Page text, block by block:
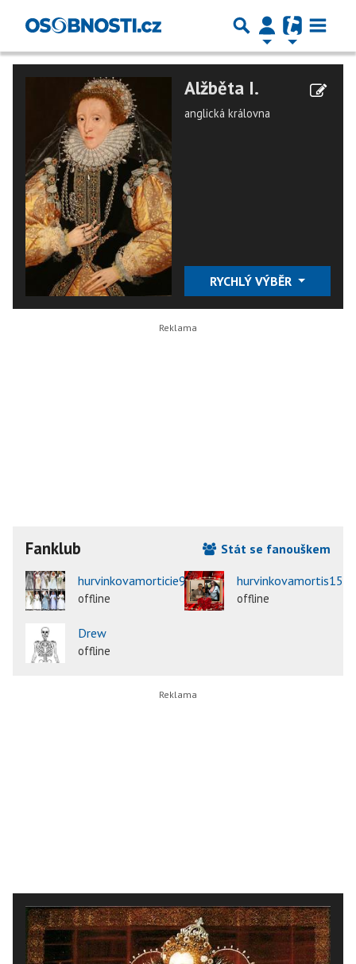
Alžběta I.
anglická královna
RYCHLÝ VÝBĚR
Fanklub
Stát se fanouškem
hurvinkovamorticie9
offline
hurvinkovamortis15
offline
Drew
offline